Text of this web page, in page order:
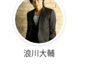
浪川大輔